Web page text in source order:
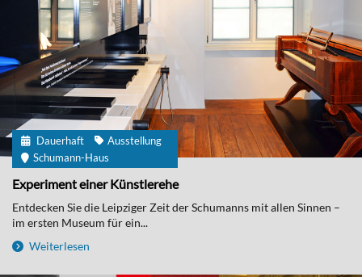
Dauerhaft
Ausstellung
Schumann-Haus
Experiment einer Künstlerehe
Entdecken Sie die Leipziger Zeit der Schumanns mit allen Sinnen –
im ersten Museum für ein...
Weiterlesen